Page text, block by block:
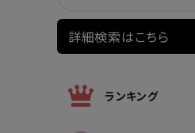
ウェービージェル
ネイルマシン
詳細検索はこちら
ランキング